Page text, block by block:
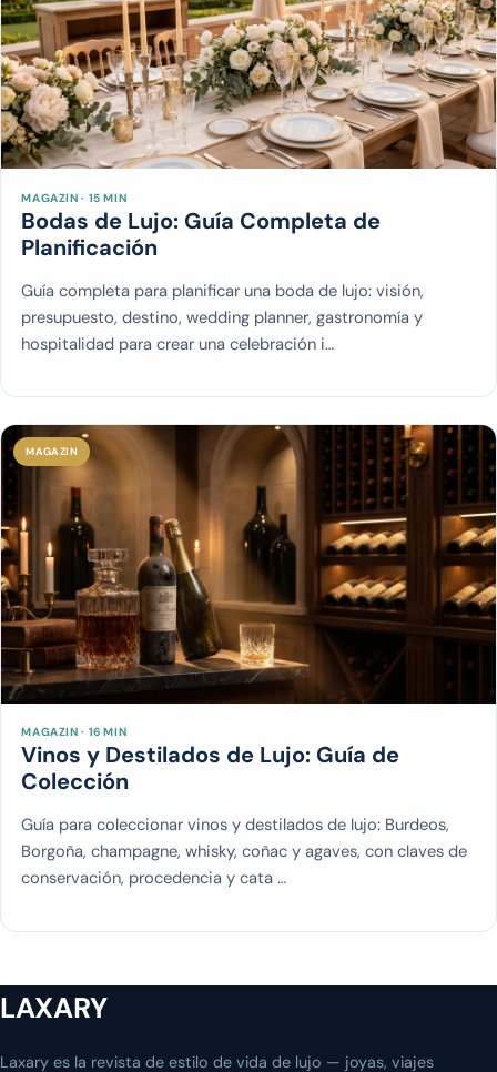
MAGAZIN · 15 MIN
Bodas de Lujo: Guía Completa de
Planificación
Guía completa para planificar una boda de lujo: visión,
presupuesto, destino, wedding planner, gastronomía y
hospitalidad para crear una celebración i…
MAGAZIN
MAGAZIN · 16 MIN
Vinos y Destilados de Lujo: Guía de
Colección
Guía para coleccionar vinos y destilados de lujo: Burdeos,
Borgoña, champagne, whisky, coñac y agaves, con claves de
conservación, procedencia y cata …
LAXARY
Laxary es la revista de estilo de vida de lujo — joyas, viajes